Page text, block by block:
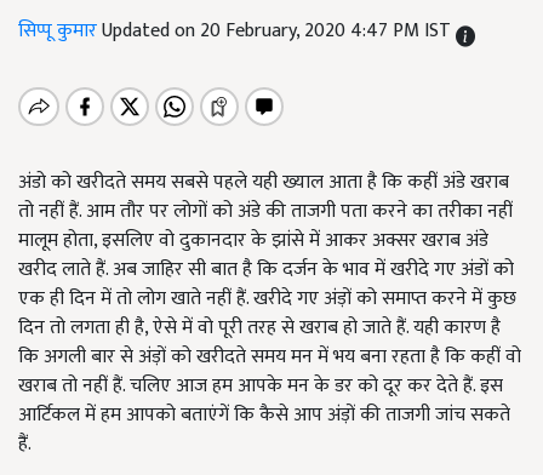
सिप्पू कुमारUpdated on 20 February, 2020 4:47 PM IST
अंडो को खरीदते समय सबसे पहले यही ख्याल आता है कि कहीं अंडे खराब
तो नहीं हैं. आम तौर पर लोगों को अंडे की ताजगी पता करने का तरीका नहीं
मालूम होता, इसलिए वो दुकानदार के झांसे में आकर अक्सर खराब अंडे
खरीद लाते हैं. अब जाहिर सी बात है कि दर्जन के भाव में खरीदे गए अंडों को
एक ही दिन में तो लोग खाते नहीं हैं. खरीदे गए अंड़ों को समाप्त करने में कुछ
दिन तो लगता ही है, ऐसे में वो पूरी तरह से खराब हो जाते हैं. यही कारण है
कि अगली बार से अंड़ों को खरीदते समय मन में भय बना रहता है कि कहीं वो
खराब तो नहीं हैं. चलिए आज हम आपके मन के डर को दूर कर देते हैं. इस
आर्टिकल में हम आपको बताएंगें कि कैसे आप अंड़ों की ताजगी जांच सकते
हैं.